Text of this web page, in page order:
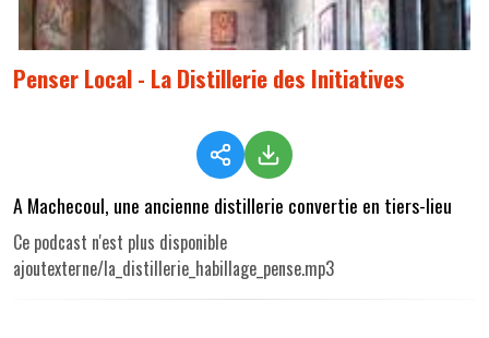
Penser Local - La Distillerie des Initiatives
A Machecoul, une ancienne distillerie convertie en tiers-lieu
Ce podcast n'est plus disponible
ajoutexterne/la_distillerie_habillage_pense.mp3